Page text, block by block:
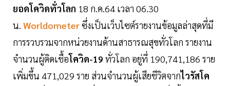
ยอดโควิดทั่วโลก 18 ก.ค.64 เวลา 06.30
น. Worldometerซึ่งเป็นเว็บไซต์รายงานข้อมูลล่าสุดที่มี
การรวบรวมจากหน่วยงานด้านสาธารณสุขทั่วโลก รายงาน
จำนวนผู้ติดเชื้อโควิด-19 ทั่วโลก อยู่ที่ 190,741,186 ราย
เพิ่มขึ้น 471,029 ราย ส่วนจำนวนผู้เสียชีวิตจากไวรัสโค